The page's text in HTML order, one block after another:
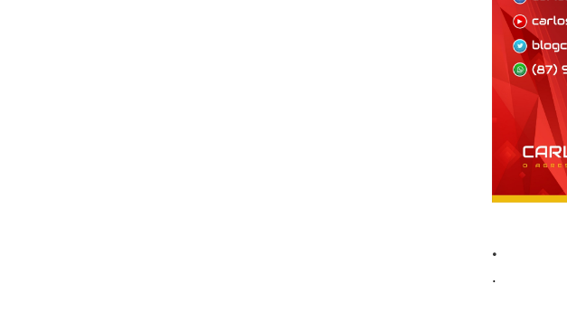
.
.